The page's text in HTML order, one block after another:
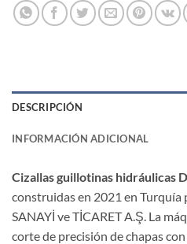
DESCRIPCIÓN
INFORMACIÓN ADICIONAL
Cizallas guillotinas hidráulicas
construidas en 2021 en
SANAYİ ve TİCARET A.Ş. La
corte de precisión de chapas